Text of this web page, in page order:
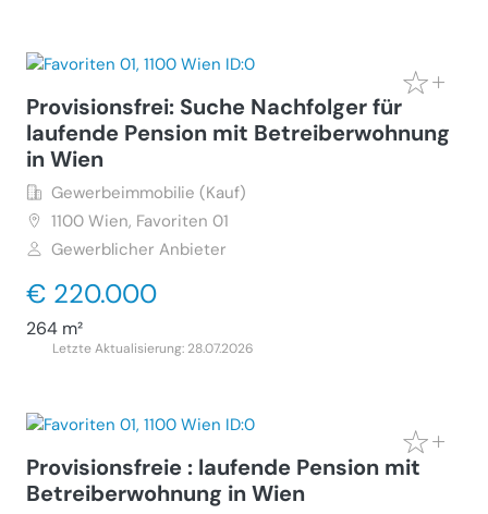
Provisionsfrei: Suche Nachfolger für
laufende Pension mit Betreiberwohnung
in Wien
Gewerbeimmobilie (Kauf)
1100 Wien, Favoriten 01
Gewerblicher Anbieter
€ 220.000
264 m²
Letzte Aktualisierung: 28.07.2026
Provisionsfreie : laufende Pension mit
Betreiberwohnung in Wien